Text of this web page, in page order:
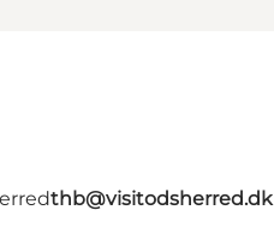
thb@visitodsherred.dk